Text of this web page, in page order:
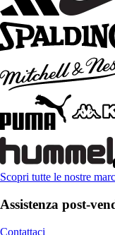
Scopri tutte le nostre
Assistenza post-
Contattaci